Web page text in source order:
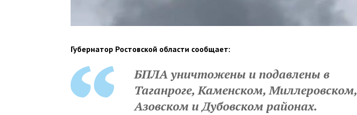
Губернатор Ростовской области сообщает:
БПЛА уничтожены и подавлены в
Таганроге, Каменском, Миллеровском,
Азовском и Дубовском районах.